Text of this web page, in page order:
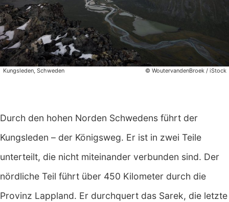
Kungsleden, Schweden © WoutervandenBroek / iStock
Durch den hohen Norden Schwedens führt der
Kungsleden – der Königsweg. Er ist in zwei Teile
unterteilt, die nicht miteinander verbunden sind. Der
nördliche Teil führt über 450 Kilometer durch die
Provinz Lappland. Er durchquert das Sarek, die letzte